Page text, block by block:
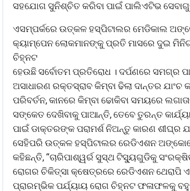
ସହଯୋଗ ସୁନିଶ୍ଚିତ କରିବା ପାଇଁ ପାଲିଏଟିଭ
ଏସମ୍ପର୍କରେ ଉତ୍କଳ ହସ୍ପିଟାଲର ମେଡିକାଲ
କ୍ୟାମ୍ପେନ ଲୋକମାନଙ୍କୁ ପ୍ରତି ମାସରେ ଦୁଇ
ଚିହ୍ନଟ
ହେଉଛି ସର୍ବୋତମ ପ୍ରତିରୋଧ । ଦର୍ପଣରେ ସମଗ୍ର
ଅସାଧାରଣ ରକ୍ତସ୍ରାବ କିମ୍ବା ଢିଲା ଦାନ୍ତର
ପରିବର୍ତନ, କାନରେ କିମ୍ବା ଢୋକିବା ସମୟରେ
ସଙ୍କେତ ଦେଖିବାକୁ ପାଆନ୍ତି, ତେବେ ତୁରନ୍ତ
ପାଇଁ ଡାକ୍ତରଙ୍କ ପରାମର୍ଶ ନିଅନ୍ତୁ କାରଣ ଶୀଘ୍ର
ସେହିପରି ଉତ୍କଳ ହସ୍ପିଟାଲର ରେଡିଏଶନ
କହିଛନ୍ତି, “ଚାରିପାଶ୍ୱର୍ର ସୁସ୍ଥ ଟିସ୍ୟୁଗୁଡିକୁ
ରୋଗର ଚିକିତ୍ସା କ୍ଷେତ୍ରରେ ରେଡିଏଶନ ଥେରାପି
ପ୍ରାରମ୍ଭିକ ପର୍ଯ୍ୟାୟ ରୋଗ ଚିହ୍ନଟ ଫଳାଫଳକୁ